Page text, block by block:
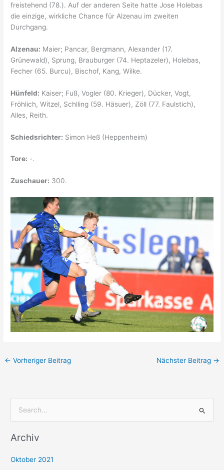
freistehend (78.). Auf der anderen Seite hatte Jose Holebas
die einzige, wirkliche Chance für Alzenau im zweiten
Durchgang.
Alzenau: Maier; Pancar, Bergmann, Alexander (17.
Grünewald), Sprung, Brauburger (74. Heptazeler), Holebas,
Fecher (65. Burcu), Bischof, Kang, Wilke.
Hünfeld: Kaiser; Fuß, Vogler (80. Krieger), Dücker, Vogt,
Fröhlich, Witzel, Schlling (59. Häsuer), Zöll (77. Faulstich),
Alles, Reith.
Schiedsrichter: Simon Heß (Heppenheim)
Tore: -.
Zuschauer: 300.
← Vorheriger Beitrag Nächster Beitrag →
c
Archiv
Oktober 2021